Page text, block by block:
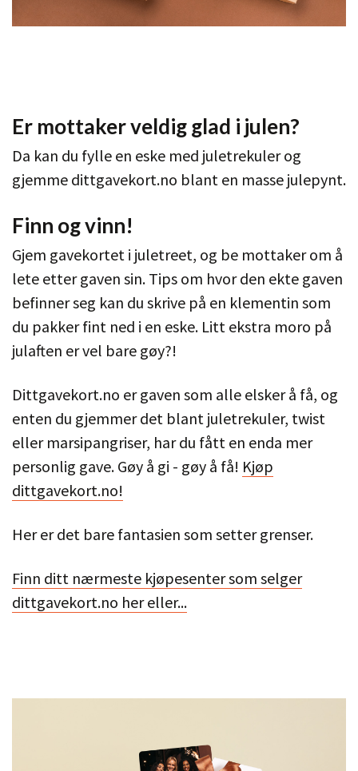
Er mottaker veldig glad i julen?
Da kan du fylle en eske med juletrekuler og
gjemme dittgavekort.no blant en masse julepynt.
Finn og vinn!
Gjem gavekortet i juletreet, og be mottaker om å
lete etter gaven sin. Tips om hvor den ekte gaven
befinner seg kan du skrive på en klementin som
du pakker fint ned i en eske. Litt ekstra moro på
julaften er vel bare gøy?!
Dittgavekort.no er gaven som alle elsker å få, og
enten du gjemmer det blant juletrekuler, twist
eller marsipangriser, har du fått en enda mer
personlig gave. Gøy å gi - gøy å få! Kjøp
dittgavekort.no!
Her er det bare fantasien som setter grenser.
Finn ditt nærmeste kjøpesenter som selger
dittgavekort.no her eller...